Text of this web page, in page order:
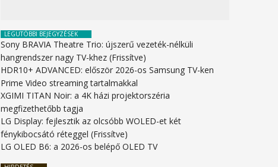
LEGUTÓBBI BEJEGYZÉSEK
Sony BRAVIA Theatre Trio: újszerű vezeték-nélküli
hangrendszer nagy TV-khez (Frissítve)
HDR10+ ADVANCED: először 2026-os Samsung TV-ken
Prime Video streaming tartalmakkal
XGIMI TITAN Noir: a 4K házi projektorszéria
megfizethetőbb tagja
LG Display: fejlesztik az olcsóbb WOLED-et két
fénykibocsátó réteggel (Frissítve)
LG OLED B6: a 2026-os belépő OLED TV